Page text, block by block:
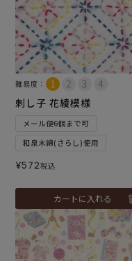
難易度：
刺し子 花綾模様
メール便6個まで可
和泉木綿(さらし)使用
¥572税込
カートに入れる